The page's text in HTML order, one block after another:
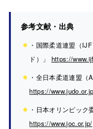
参考文献・出典
・国際柔道連盟（
ド）」 https://
・全日本柔道連盟（
https://
・日本オリンピック
https://www.joc.or.jp/